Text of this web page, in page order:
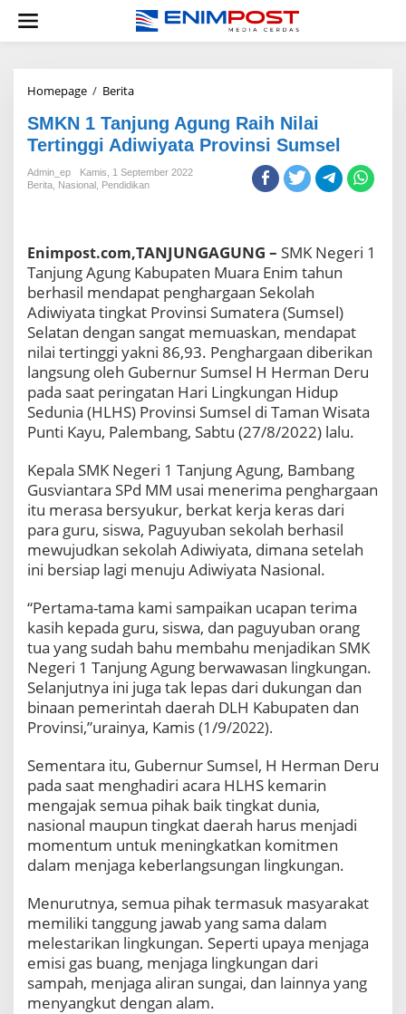
konten
Homepage / BeritaSMKN
Tanjung
Agung
Raih
Nilai
Tertinggi
SMKN 1 Tanjung Agung Raih Nilai
Tertinggi Adiwiyata Provinsi Sumsel
Admin_ep
Kamis, 1 September 2022
Berita Nasional Pendidikan
Enimpost.com,TANJUNGAGUNG – SMK Negeri 1
Tanjung Agung Kabupaten Muara Enim tahun
berhasil mendapat penghargaan Sekolah
Adiwiyata tingkat Provinsi Sumatera (Sumsel)
Selatan dengan sangat memuaskan, mendapat
nilai tertinggi yakni 86,93. Penghargaan diberikan
langsung oleh Gubernur Sumsel H Herman Deru
pada saat peringatan Hari Lingkungan Hidup
Sedunia (HLHS) Provinsi Sumsel di Taman Wisata
Punti Kayu, Palembang, Sabtu (27/8/2022) lalu.
Kepala SMK Negeri 1 Tanjung Agung, Bambang
Gusviantara SPd MM usai menerima penghargaan
itu merasa bersyukur, berkat kerja keras dari
para guru, siswa, Paguyuban sekolah berhasil
mewujudkan sekolah Adiwiyata, dimana setelah
ini bersiap lagi menuju Adiwiyata Nasional.
“Pertama-tama kami sampaikan ucapan terima
kasih kepada guru, siswa, dan paguyuban orang
tua yang sudah bahu membahu menjadikan SMK
Negeri 1 Tanjung Agung berwawasan lingkungan.
Selanjutnya ini juga tak lepas dari dukungan dan
binaan pemerintah daerah DLH Kabupaten dan
Provinsi,”urainya, Kamis (1/9/2022).
Sementara itu, Gubernur Sumsel, H Herman Deru
pada saat menghadiri acara HLHS kemarin
mengajak semua pihak baik tingkat dunia,
nasional maupun tingkat daerah harus menjadi
momentum untuk meningkatkan komitmen
dalam menjaga keberlangsungan lingkungan.
Menurutnya, semua pihak termasuk masyarakat
memiliki tanggung jawab yang sama dalam
melestarikan lingkungan. Seperti upaya menjaga
emisi gas buang, menjaga lingkungan dari
sampah, menjaga aliran sungai, dan lainnya yang
menyangkut dengan alam.